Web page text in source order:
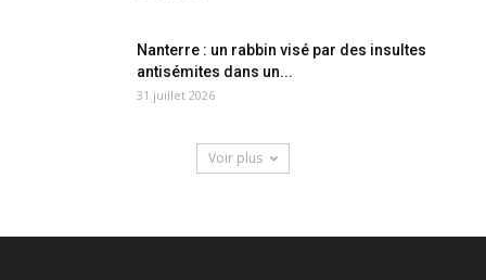
Nanterre : un rabbin visé par des insultes
antisémites dans un...
31 juillet 2026
Voir plus